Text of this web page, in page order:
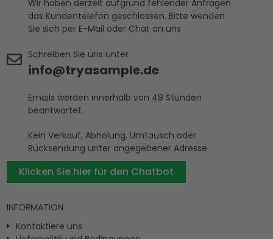
Wir haben derzeit aufgrund fehlender Anfragen
das Kundentelefon geschlossen. Bitte wenden
Sie sich per E-Mail oder Chat an uns
Schreiben Sie uns unter
info@tryasample.de
Emails werden innerhalb von 48 Stunden
beantwortet.
Kein Verkauf, Abholung, Umtausch oder
Rücksendung unter angegebener Adresse.
Klicken Sie hier für den Chatbot
INFORMATION
Kontaktiere uns